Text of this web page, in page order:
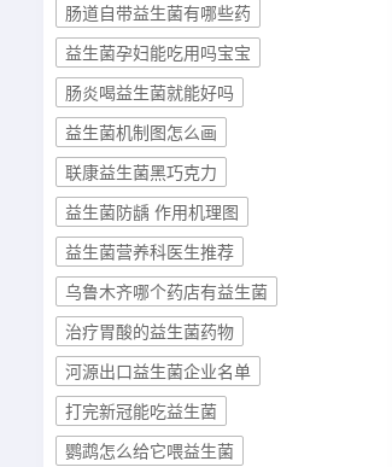
肠道自带益生菌有哪些药
益生菌孕妇能吃用吗宝宝
肠炎喝益生菌就能好吗
益生菌机制图怎么画
联康益生菌黑巧克力
益生菌防龋 作用机理图
益生菌营养科医生推荐
乌鲁木齐哪个药店有益生菌
治疗胃酸的益生菌药物
河源出口益生菌企业名单
打完新冠能吃益生菌
鹦鹉怎么给它喂益生菌